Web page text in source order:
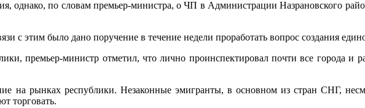
однако, по словам премьер-министра, о ЧП в Администрации Назрановского
с этим было дано поручение в течение недели проработать вопрос создания
премьер-министр отметил, что лично проинспектировал почти все города
на рынках республики. Незаконные эмигранты, в основном из стран СНГ,
торговать.